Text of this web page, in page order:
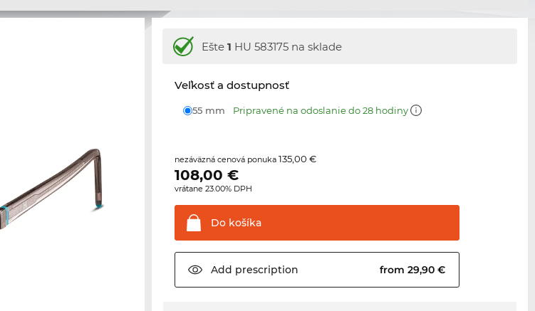
Ešte1 HU 583175 na sklade
Veľkosť a dostupnosť
55 mm Pripravené na odoslanie do 28 hodiny
nezáväzná cenová ponuka135,00 €
108,00 €
vrátane 23.00% DPH
Do košíka
Add prescription from 29,90 €